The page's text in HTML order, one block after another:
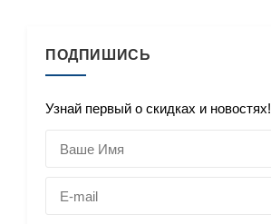
ПОДПИШИСЬ
Узнай первый о скидках и новостях!